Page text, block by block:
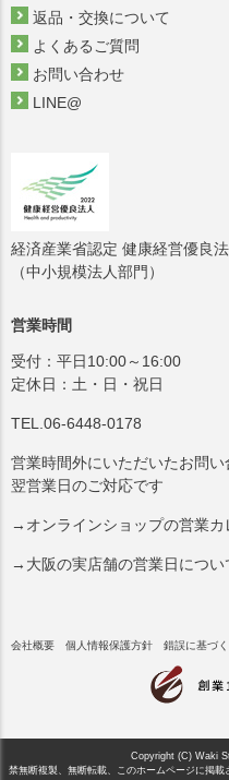
返品・交換について
よくあるご質問
お問い合わせ
LINE@
経済産業省認定 健康経営優良
（中小規模法人部門）
営業時間
受付：平日10:00～16:00
定休日：土・日・祝日
TEL.06-6448-0178
営業時間外にいただいたお問い
翌営業日のご対応です
→オンラインショップの営業カ
→大阪の実店舗の営業日につい
会社概要 個人情報保護方針 錯誤に基づ
Copyright (C) Waki
禁無断複製、無断転載、このホームページに掲載